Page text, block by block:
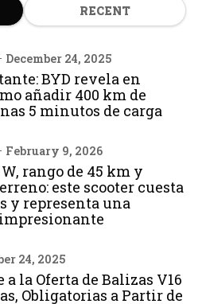
RECENT
December 24, 2025
BYD revela en
añadir 400 km de
5 minutos de carga
February 9, 2026
rango de 45 km y
este scooter cuesta
y representa una
24, 2025
a la Oferta de Balizas V16
Obligatorias a Partir de